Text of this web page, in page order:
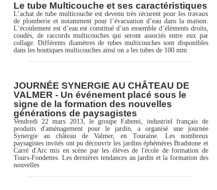
Le tube Multicouche et ses caractéristiques
L’achat de tube multicouche est devenu très récurent pour les travaux
de plomberie et notamment pour l’évacuation d’eau dans la maison.
L’écoulement est d’eau est constitué d’un ensemble d’éléments droits,
coudés, de raccords multicouches qui seront associés entre eux par
collage. Différents diamètres de tubes multicouches sont disponibles
dans les boutiques multicouches ainsi on a les tubes de 100 mm
JOURNÉE SYNERGIE AU CHÂTEAU DE
VALMER - Un événement placé sous le
signe de la formation des nouvelles
générations de paysagistes
Vendredi 22 mars 2013, le groupe Fabemi, industriel français de
produits d'aménagement pour le jardin, a organisé une journée
Synergie au château de Valmer, en Touraine. Les nombreux
paysagistes invités ont pu découvrir les jardins éphémères Bradstone et
Carré d'Arc mis en scène par les élèves de l'école de formation de
Tours-Fondettes. Les dernières tendances au jardin et la formation des
nouvelles